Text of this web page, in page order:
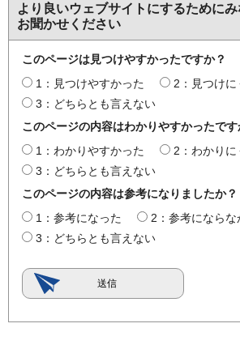
より良いウェブサイトにするために
お聞かせください
このページは見つけやすかったですか？
1：見つけやすかった
2：見つけに
3：どちらとも言えない
このページの内容はわかりやすかったです
1：わかりやすかった
2：わかりに
3：どちらとも言えない
このページの内容は参考になりましたか？
1：参考になった
2：参考にならな
3：どちらとも言えない